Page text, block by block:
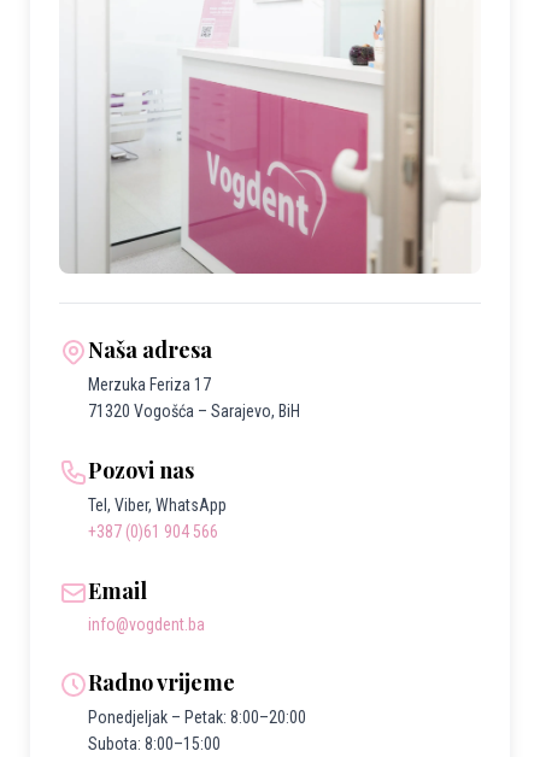
Naša adresa
Merzuka Feriza 17
71320 Vogošća – Sarajevo, BiH
Pozovi nas
Tel, Viber, WhatsApp
+387 (0)61 904 566
Email
info@vogdent.ba
Radno vrijeme
Ponedjeljak – Petak: 8:00–20:00
Subota: 8:00–15:00